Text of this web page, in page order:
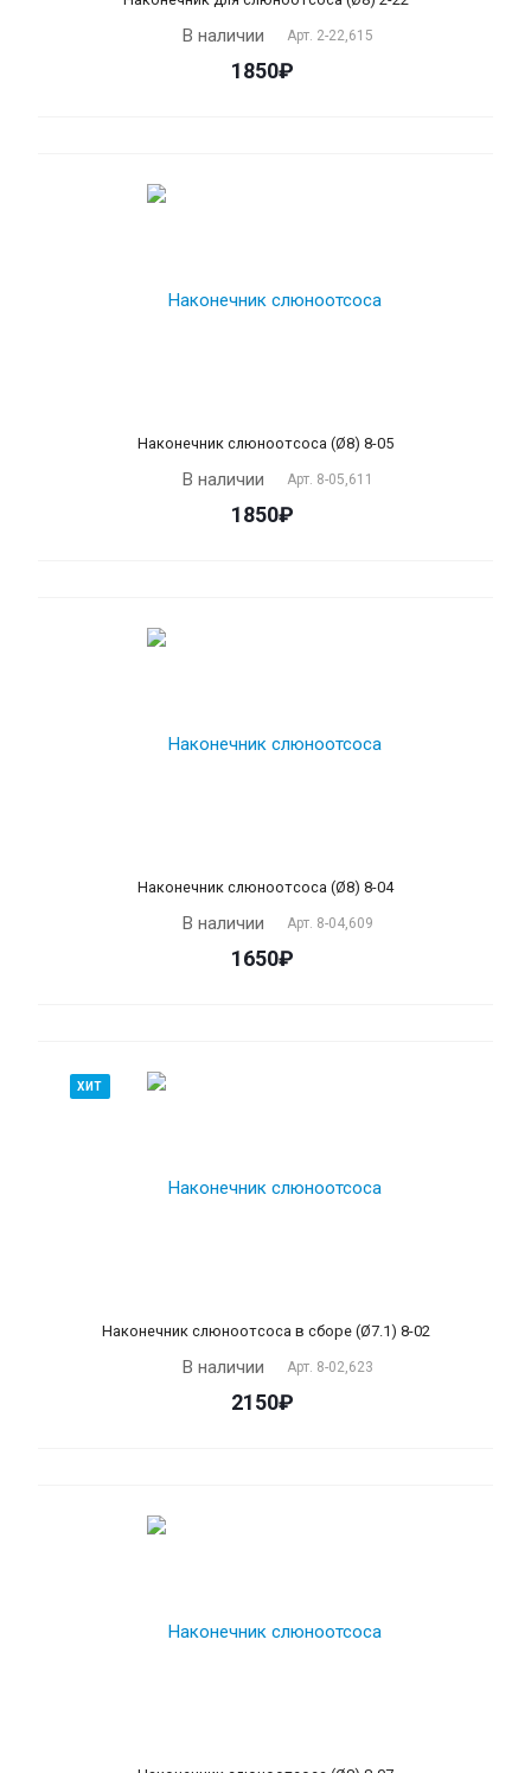
В наличии Арт. 2-22,615
1850₽
Наконечник слюноотсоса (Ø8) 8-05
В наличии Арт. 8-05,611
1850₽
Наконечник слюноотсоса (Ø8) 8-04
В наличии Арт. 8-04,609
1650₽
ХИТ
Наконечник слюноотсоса в сборе (Ø7.1) 8-02
В наличии Арт. 8-02,623
2150₽